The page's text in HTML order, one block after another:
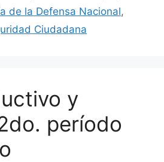
de la Defensa Nacional,
Ciudadana
y
período